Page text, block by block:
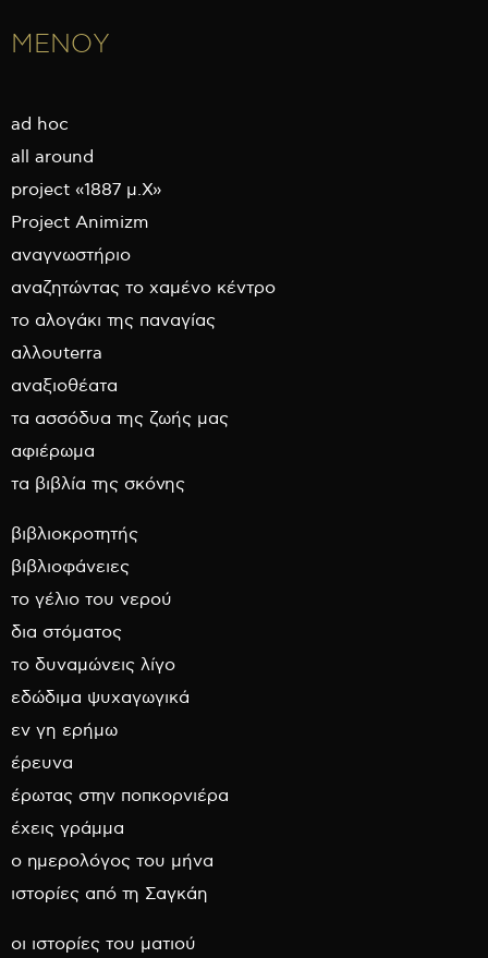
ΜΕΝΟΥ
ad hoc
all around
project «1887 μ.Χ»
Project Animizm
αναγνωστήριο
αναζητώντας το χαμένο κέντρο
το αλογάκι της παναγίας
αλλουterra
αναξιοθέατα
τα ασσόδυα της ζωής μας
αφιέρωμα
τα βιβλία της σκόνης
βιβλιοκροτητής
βιβλιοφάνειες
το γέλιο του νερού
δια στόματος
το δυναμώνεις λίγο
εδώδιμα ψυχαγωγικά
εν γη ερήμω
έρευνα
έρωτας στην ποπκορνιέρα
έχεις γράμμα
ο ημερολόγος του μήνα
ιστορίες από τη Σαγκάη
οι ιστορίες του ματιού